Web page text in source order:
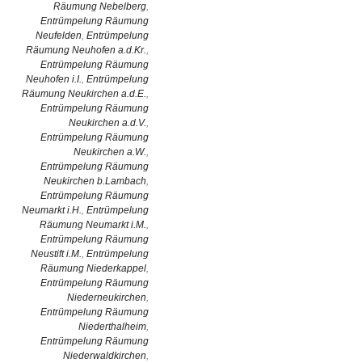
Räumung Nebelberg,
Entrümpelung Räumung
Neufelden, Entrümpelung
Räumung Neuhofen a.d.Kr.,
Entrümpelung Räumung
Neuhofen i.I., Entrümpelung
Räumung Neukirchen a.d.E.,
Entrümpelung Räumung
Neukirchen a.d.V.,
Entrümpelung Räumung
Neukirchen a.W.,
Entrümpelung Räumung
Neukirchen b.Lambach,
Entrümpelung Räumung
Neumarkt i.H., Entrümpelung
Räumung Neumarkt i.M.,
Entrümpelung Räumung
Neustift i.M., Entrümpelung
Räumung Niederkappel,
Entrümpelung Räumung
Niederneukirchen,
Entrümpelung Räumung
Niederthalheim,
Entrümpelung Räumung
Niederwaldkirchen,